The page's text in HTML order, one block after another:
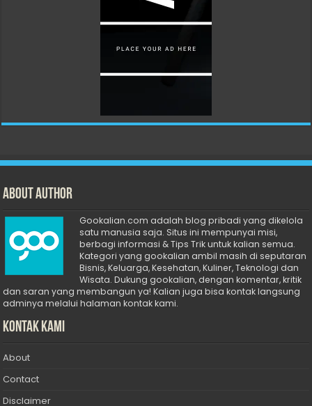
About Author
Gookalian.com adalah blog pribadi yang dikelola
satu manusia saja. Situs ini mempunyai misi,
berbagi informasi & Tips Trik untuk kalian semua.
Kategori yang gookalian ambil masih di seputaran
Bisnis, Keluarga, Kesehatan, Kuliner, Teknologi dan
Wisata. Dukung gookalian, dengan komentar, kritik
dan saran yang membangun ya! Kalian juga bisa kontak langsung
adminya melalui halaman kontak kami.
Kontak Kami
About
Contact
Disclaimer